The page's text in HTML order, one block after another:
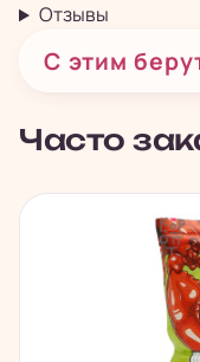
Отзывы
С этим
Часто